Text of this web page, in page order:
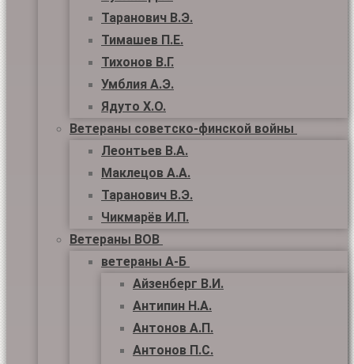
Таранович В.Э.
Тимашев П.Е.
Тихонов В.Г.
Умблия А.Э.
Ядуто Х.О.
Ветераны советско-финской войны
Леонтьев В.А.
Маклецов А.А.
Таранович В.Э.
Чикмарёв И.П.
Ветераны ВОВ
ветераны А-Б
Айзенберг В.И.
Антипин Н.А.
Антонов А.П.
Антонов П.С.